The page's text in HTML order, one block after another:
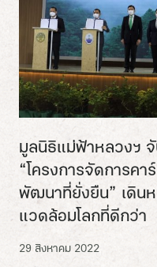
มูลนิธิแม่ฟ้าหลวงฯ
“โครงการจัดการคา
พัฒนาที่ยั่งยืน” เดิน
แวดล้อมโลกที่ดีกว่า
29 สิงหาคม 2022